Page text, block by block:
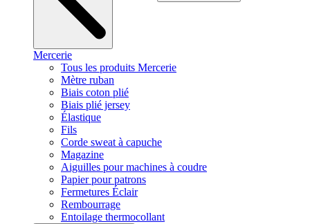
Mercerie
Tous les produits Mercerie
Mètre ruban
Biais coton plié
Biais plié jersey
Élastique
Fils
Corde sweat à capuche
Magazine
Aiguilles pour machines à coudre
Papier pour patrons
Fermetures Éclair
Rembourrage
Entoilage thermocollant